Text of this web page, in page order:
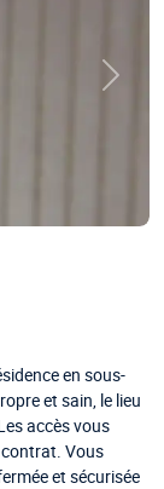
en sous-
et sain, le lieu
accès vous
Vous
et sécurisée